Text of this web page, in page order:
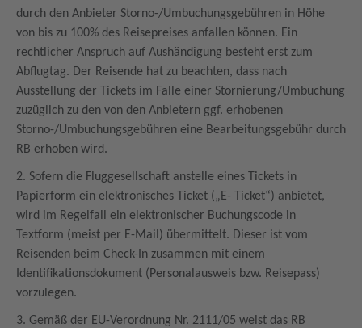
durch den Anbieter Storno-/Umbuchungsgebühren in Höhe
von bis zu 100% des Reisepreises anfallen können. Ein
rechtlicher Anspruch auf Aushändigung besteht erst zum
Abflugtag. Der Reisende hat zu beachten, dass nach
Ausstellung der Tickets im Falle einer Stornierung/Umbuchung
zuzüglich zu den von den Anbietern ggf. erhobenen
Storno-/Umbuchungsgebühren eine Bearbeitungsgebühr durch
RB erhoben wird.
2. Sofern die Fluggesellschaft anstelle eines Tickets in
Papierform ein elektronisches Ticket („E- Ticket“) anbietet,
wird im Regelfall ein elektronischer Buchungscode in
Textform (meist per E-Mail) übermittelt. Dieser ist vom
Reisenden beim Check-In zusammen mit einem
Identifikationsdokument (Personalausweis bzw. Reisepass)
vorzulegen.
3. Gemäß der EU-Verordnung Nr. 2111/05 weist das RB